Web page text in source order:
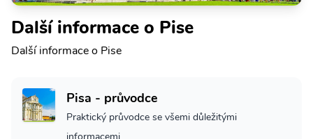
Další informace o Pise
Další informace o Pise
Pisa - průvodce
Praktický průvodce se všemi důležitými